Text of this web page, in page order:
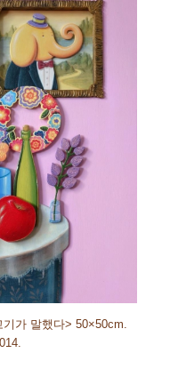
기가 말했다> 50×50cm.